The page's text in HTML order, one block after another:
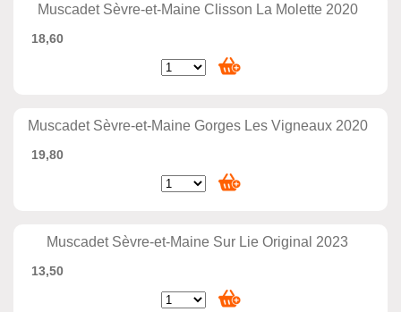
Muscadet Sèvre-et-Maine Clisson La Molette 2020
18,60
Muscadet Sèvre-et-Maine Gorges Les Vigneaux 2020
19,80
Muscadet Sèvre-et-Maine Sur Lie Original 2023
13,50